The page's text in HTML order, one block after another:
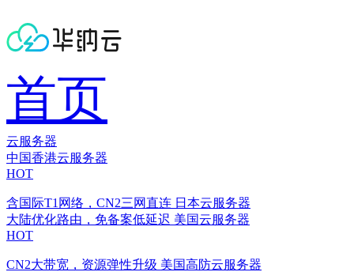
首页
云服务器
中国香港云服务器
HOT
含国际T1网络，CN2三网直连 日本云服务器
大陆优化路由，免备案低延迟 美国云服务器
HOT
CN2大带宽，资源弹性升级 美国高防云服务器